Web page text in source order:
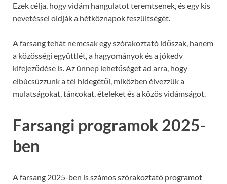
Ezek célja, hogy vidám hangulatot teremtsenek, és egy kis
nevetéssel oldják a hétköznapok feszültségét.
A farsang tehát nemcsak egy szórakoztató időszak, hanem
a közösségi együttlét, a hagyományok és a jókedv
kifejeződése is. Az ünnep lehetőséget ad arra, hogy
elbúcsúzzunk a tél hidegétől, miközben élvezzük a
mulatságokat, táncokat, ételeket és a közös vidámságot.
Farsangi programok 2025-
ben
A farsang 2025-ben is számos szórakoztató programot